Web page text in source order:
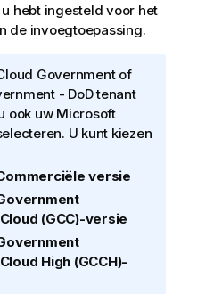
hebt ingesteld voor het
de invoegtoepassing.
Governmentof
- DoDtenant
ook uw Microsoft
U kunt kiezen
versie
(GCC)-versie
High (GCCH)-